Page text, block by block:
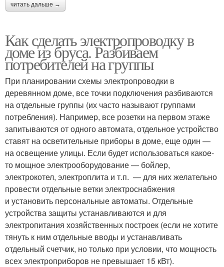
читать дальше →
Как сделать электропроводку в
доме из бруса. Разбиваем
потребителей на группы
При планировании схемы электропроводки в
деревянном доме, все точки подключения разбиваются
на отдельные группы (их часто называют группами
потребления). Например, все розетки на первом этаже
запитываются от одного автомата, отдельное устройство
ставят на осветительные приборы в доме, еще один —
на освещение улицы. Если будет использоваться какое-
то мощное электрооборудование — бойлер,
электрокотел, электроплита и т.п. — для них желательно
провести отдельные ветки электроснабжения
и установить персональные автоматы. Отдельные
устройства защиты устанавливаются и для
электропитания хозяйственных построек (если не хотите
тянуть к ним отдельные вводы и устанавливать
отдельный счетчик, но только при условии, что мощность
всех электроприборов не превышает 15 кВт).